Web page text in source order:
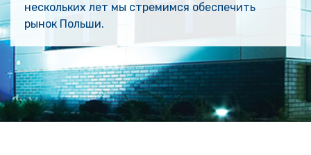
нескольких лет мы стремимся обеспечить
рынок Польши.